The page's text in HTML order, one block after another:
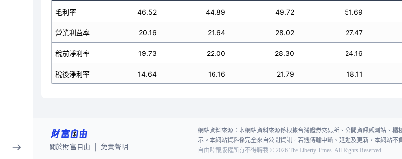
毛利率
營業利益率
稅前淨利率
稅後淨利率
44.42 46.52 44.89 49.72 51.69
17.77 20.16 21.64 28.02 27.47
17.62 19.73 22.00 28.30 24.16
13.41 14.64 16.16 21.79 18.11
關於財富自由 免責聲明
網站資料來源：本網站資料來源係根據台灣證券交易所、公開資訊觀測站、
示。本網站資料係完全來自公開資訊，若遇傳輸中斷、延遲及更新，本網站
自由時報版權所有不得轉載 © 2026 The Liberty Times. All Rights Reserved.